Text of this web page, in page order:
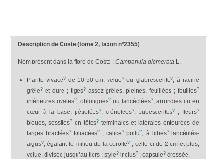
Description de Coste (tome 2, taxon n°2355)
Nom présent dans la flore de Coste :Campanula glomerata L.
Plante vivace?de 10-50 cm, velue? ou glabrescente?, à racine
grêle? et dure ; tiges?assez grêles, pleines, feuillées ; feuilles?
inférieures ovales?, oblongues?ou lancéolées?, arrondies ou en
cœur à la base, pétiolées?, crénelées?, pubescentes? ; fleurs?
bleues, sessiles? en têtes?terminales et latérales entourées de
larges bractées?foliacées?; calice? poilu?, à lobes?lancéolés-
aigus?, égalant le milieu de la corolle?; celle-ci de 2 cm et plus,
velue, divisée jusqu’au tiers ; style? inclus? ; capsule? dressée.